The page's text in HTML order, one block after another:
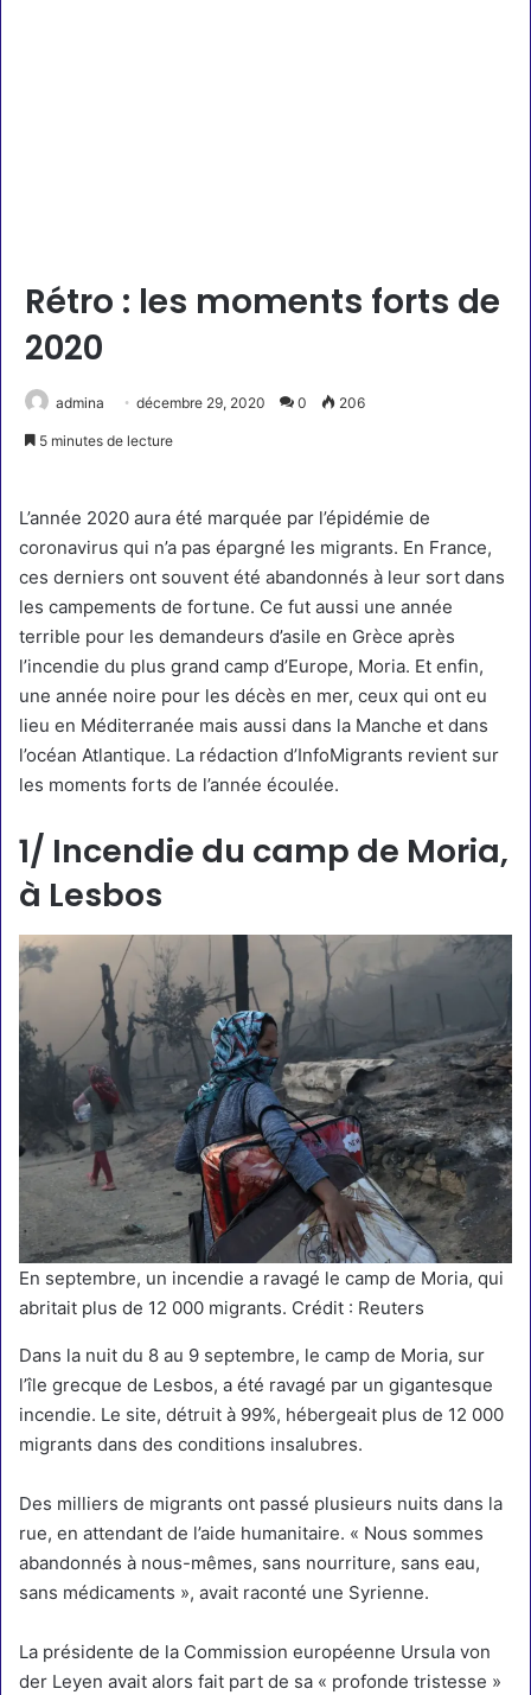
Rétro : les moments forts de
2020
admina décembre 29, 2020 0 206
5 minutes de lecture
L’année 2020 aura été marquée par l’épidémie de
coronavirus qui n’a pas épargné les migrants. En France,
ces derniers ont souvent été abandonnés à leur sort dans
les campements de fortune. Ce fut aussi une année
terrible pour les demandeurs d’asile en Grèce après
l’incendie du plus grand camp d’Europe, Moria. Et enfin,
une année noire pour les décès en mer, ceux qui ont eu
lieu en Méditerranée mais aussi dans la Manche et dans
l’océan Atlantique. La rédaction d’InfoMigrants revient sur
les moments forts de l’année écoulée.
1/ Incendie du camp de Moria,
à Lesbos
En septembre, un incendie a ravagé le camp de Moria, qui
abritait plus de 12 000 migrants. Crédit : Reuters
Dans la nuit du 8 au 9 septembre, le camp de Moria, sur
l’île grecque de Lesbos, a été ravagé par un gigantesque
incendie. Le site, détruit à 99%, hébergeait plus de 12 000
migrants dans des conditions insalubres.
Des milliers de migrants ont passé plusieurs nuits dans la
rue, en attendant de l’aide humanitaire. « Nous sommes
abandonnés à nous-mêmes, sans nourriture, sans eau,
sans médicaments », avait raconté une Syrienne.
La présidente de la Commission européenne Ursula von
der Leyen avait alors fait part de sa « profonde tristesse »